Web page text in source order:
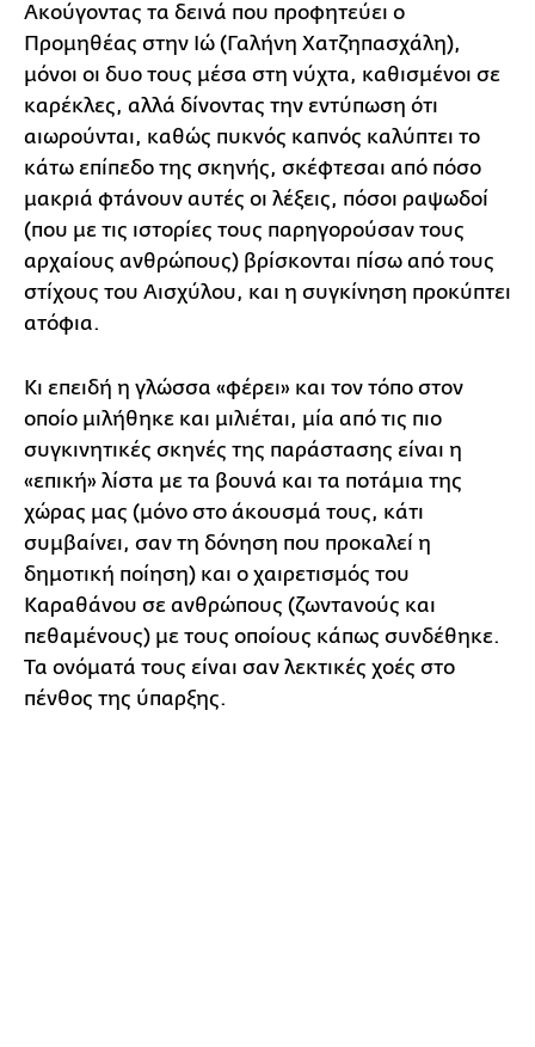
Ακούγοντας τα δεινά που προφητεύει ο
Προμηθέας στην Ιώ (Γαλήνη Χατζηπασχάλη),
μόνοι οι δυο τους μέσα στη νύχτα, καθισμένοι σε
καρέκλες, αλλά δίνοντας την εντύπωση ότι
αιωρούνται, καθώς πυκνός καπνός καλύπτει το
κάτω επίπεδο της σκηνής, σκέφτεσαι από πόσο
μακριά φτάνουν αυτές οι λέξεις, πόσοι ραψωδοί
(που με τις ιστορίες τους παρηγορούσαν τους
αρχαίους ανθρώπους) βρίσκονται πίσω από τους
στίχους του Αισχύλου, και η συγκίνηση προκύπτει
ατόφια.
Κι επειδή η γλώσσα «φέρει» και τον τόπο στον
οποίο μιλήθηκε και μιλιέται, μία από τις πιο
συγκινητικές σκηνές της παράστασης είναι η
«επική» λίστα με τα βουνά και τα ποτάμια της
χώρας μας (μόνο στο άκουσμά τους, κάτι
συμβαίνει, σαν τη δόνηση που προκαλεί η
δημοτική ποίηση) και ο χαιρετισμός του
Καραθάνου σε ανθρώπους (ζωντανούς και
πεθαμένους) με τους οποίους κάπως συνδέθηκε.
Τα ονόματά τους είναι σαν λεκτικές χοές στο
πένθος της ύπαρξης.